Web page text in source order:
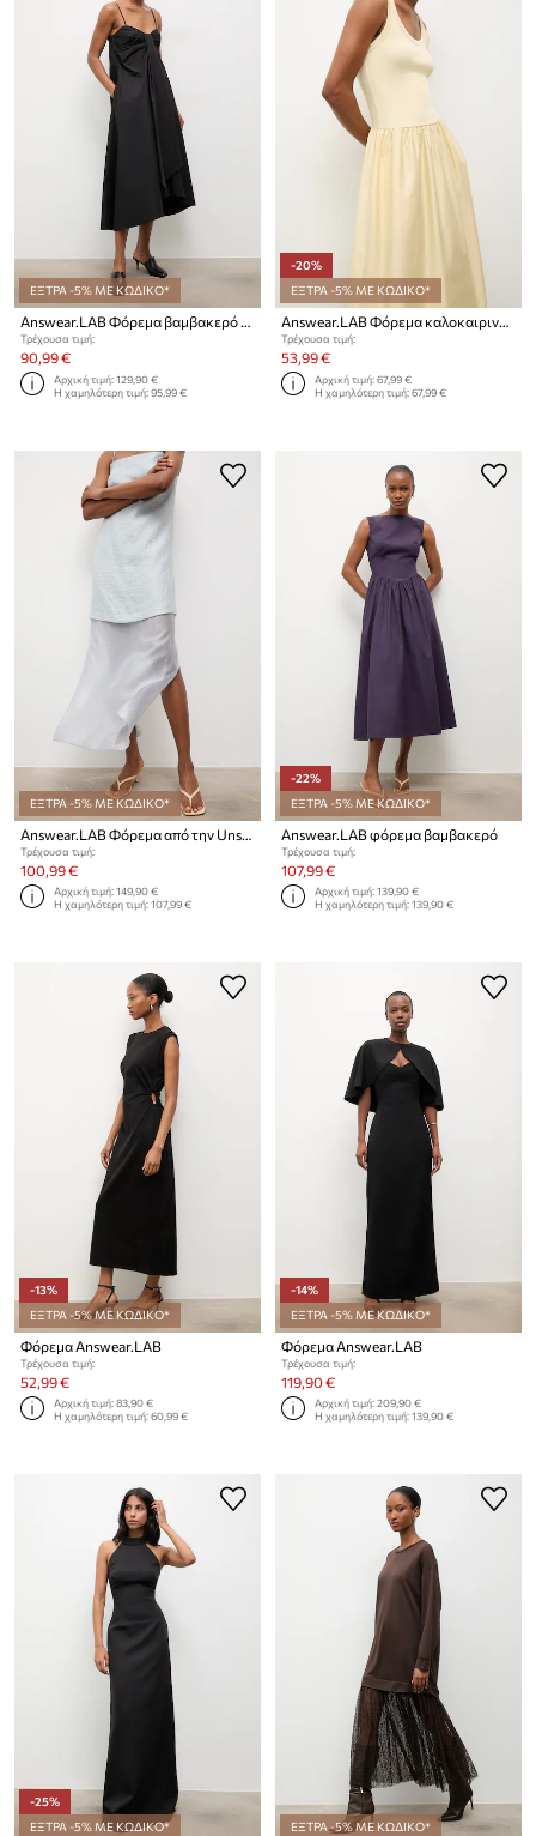
ΕΞΤΡΑ -5% ΜΕ ΚΩΔΙΚΟ*
Answear.LAB Φόρεμα βαμβακερό από την Unscripted collection
Τρέχουσα τιμή:
90,99 €
Αρχική τιμή:129,90 €
Η χαμηλότερη τιμή:95,99 €
-20%
ΕΞΤΡΑ -5% ΜΕ ΚΩΔΙΚΟ*
Answear.LAB Φόρεμα καλοκαιρινό βαμβακερό
Τρέχουσα τιμή:
53,99 €
Αρχική τιμή:67,99 €
Η χαμηλότερη τιμή:67,99 €
ΕΞΤΡΑ -5% ΜΕ ΚΩΔΙΚΟ*
Τρέχουσα τιμή:
100,99 €
Αρχική τιμή:149,90 €
Η χαμηλότερη τιμή:107,99 €
-22%
ΕΞΤΡΑ -5% ΜΕ ΚΩΔΙΚΟ*
Answear.LAB φόρεμα βαμβακερό
Τρέχουσα τιμή:
107,99 €
Αρχική τιμή:139,90 €
Η χαμηλότερη τιμή:139,90 €
-13%
ΕΞΤΡΑ -5% ΜΕ ΚΩΔΙΚΟ*
Φόρεμα Answear.LAB
Τρέχουσα τιμή:
52,99 €
Αρχική τιμή:83,90 €
Η χαμηλότερη τιμή:60,99 €
-14%
ΕΞΤΡΑ -5% ΜΕ ΚΩΔΙΚΟ*
Φόρεμα Answear.LAB
Τρέχουσα τιμή:
119,90 €
Αρχική τιμή:209,90 €
Η χαμηλότερη τιμή:139,90 €
-25%
ΕΞΤΡΑ -5% ΜΕ ΚΩΔΙΚΟ*
ΕΞΤΡΑ -5% ΜΕ ΚΩΔΙΚΟ*